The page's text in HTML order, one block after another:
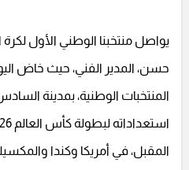
يواصل منتخبنا الوطني الأول لكرة
حسن، المدير الفني، حيث خاض
المنتخبات الوطنية، بمدينة
المقبل، في أمريكا وكندا